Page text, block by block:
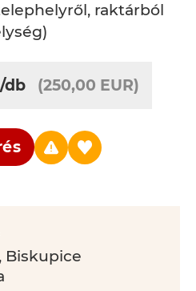
raktárból
/db (250,00 EUR)
Biskupice